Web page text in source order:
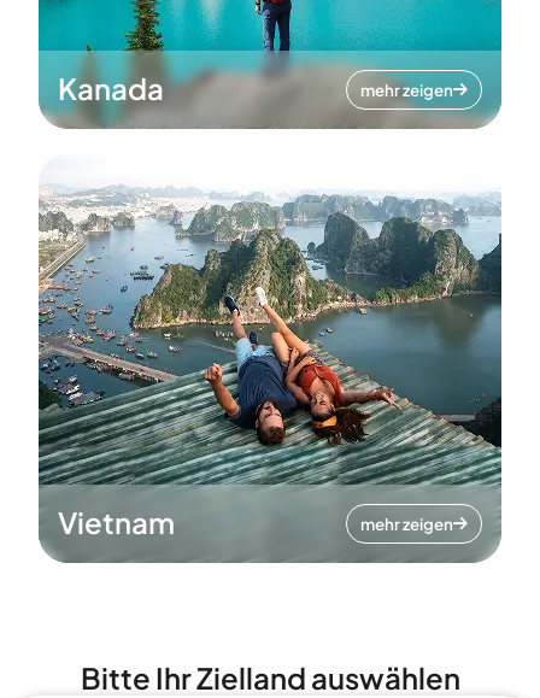
Kanada mehr zeigen
Vietnam mehr zeigen
Bitte Ihr Zielland auswählen